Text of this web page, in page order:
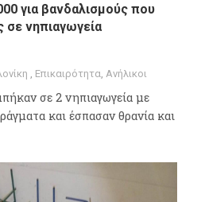
για βανδαλισμούς που
σε νηπιαγωγεία
Επικαιρότητα Ανήλικοι
σε 2 νηπιαγωγεία με
και έσπασαν θρανία και